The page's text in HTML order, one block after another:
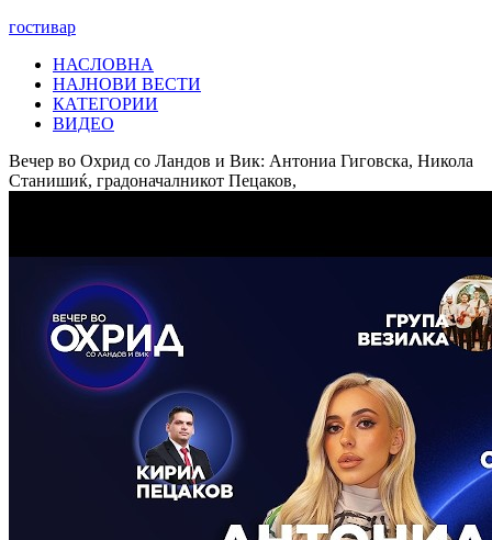
гостивар
НАСЛОВНА
НАЈНОВИ ВЕСТИ
КАТЕГОРИИ
ВИДЕО
Вечер во Охрид со Ландов и Вик: Антониа Гиговска, Никола
Станишиќ, градоначалникот Пецаков,